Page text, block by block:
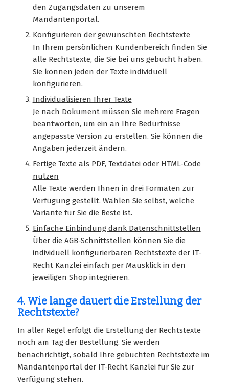
den Zugangsdaten zu unserem
Mandantenportal.
Konfigurieren der gewünschten Rechtstexte
In Ihrem persönlichen Kundenbereich finden Sie
alle Rechtstexte, die Sie bei uns gebucht haben.
Sie können jeden der Texte individuell
konfigurieren.
Individualisieren Ihrer Texte
Je nach Dokument müssen Sie mehrere Fragen
beantworten, um ein an Ihre Bedürfnisse
angepasste Version zu erstellen. Sie können die
Angaben jederzeit ändern.
Fertige Texte als PDF, Textdatei oder HTML-Code
nutzen
Alle Texte werden Ihnen in drei Formaten zur
Verfügung gestellt. Wählen Sie selbst, welche
Variante für Sie die Beste ist.
Einfache Einbindung dank Datenschnittstellen
Über die AGB-Schnittstellen können Sie die
individuell konfigurierbaren Rechtstexte der IT-
Recht Kanzlei einfach per Mausklick in den
jeweiligen Shop integrieren.
4. Wie lange dauert die Erstellung der
Rechtstexte?
In aller Regel erfolgt die Erstellung der Rechtstexte
noch am Tag der Bestellung. Sie werden
benachrichtigt, sobald Ihre gebuchten Rechtstexte im
Mandantenportal der IT-Recht Kanzlei für Sie zur
Verfügung stehen.